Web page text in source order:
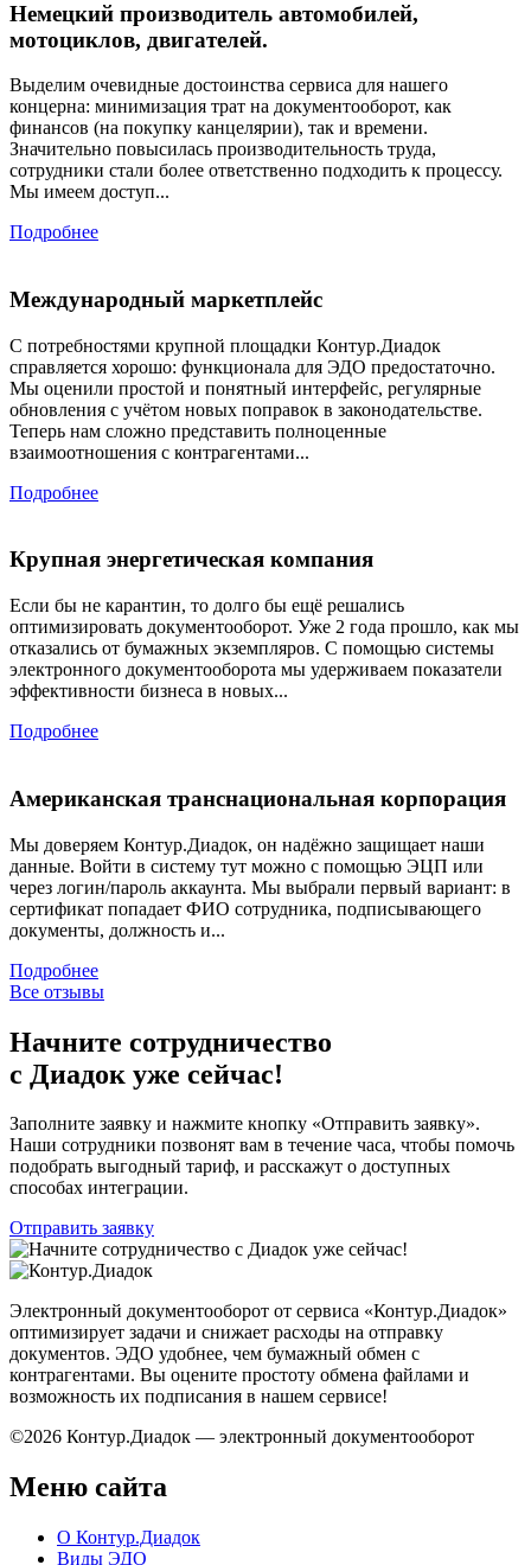
Немецкий производитель автомобилей,
мотоциклов, двигателей.
Выделим очевидные достоинства сервиса для нашего
концерна: минимизация трат на документооборот, как
финансов (на покупку канцелярии), так и времени.
Значительно повысилась производительность труда,
сотрудники стали более ответственно подходить к процессу.
Мы имеем доступ...
Подробнее
Международный маркетплейс
С потребностями крупной площадки Контур.Диадок
справляется хорошо: функционала для ЭДО предостаточно.
Мы оценили простой и понятный интерфейс, регулярные
обновления с учётом новых поправок в законодательстве.
Теперь нам сложно представить полноценные
взаимоотношения с контрагентами...
Подробнее
Крупная энергетическая компания
Если бы не карантин, то долго бы ещё решались
оптимизировать документооборот. Уже 2 года прошло, как мы
отказались от бумажных экземпляров. С помощью системы
электронного документооборота мы удерживаем показатели
эффективности бизнеса в новых...
Подробнее
Американская транснациональная корпорация
Мы доверяем Контур.Диадок, он надёжно защищает наши
данные. Войти в систему тут можно с помощью ЭЦП или
через логин/пароль аккаунта. Мы выбрали первый вариант: в
сертификат попадает ФИО сотрудника, подписывающего
документы, должность и...
Подробнее
Все отзывы
Начните сотрудничество
с Диадок уже сейчас!
Заполните заявку и нажмите кнопку «Отправить заявку».
Наши сотрудники позвонят вам в течение часа, чтобы помочь
подобрать выгодный тариф, и расскажут о доступных
способах интеграции.
Отправить заявку
Электронный документооборот от сервиса «Контур.Диадок»
оптимизирует задачи и снижает расходы на отправку
документов. ЭДО удобнее, чем бумажный обмен с
контрагентами. Вы оцените простоту обмена файлами и
возможность их подписания в нашем сервисе!
©2026 Контур.Диадок — электронный документооборот
Меню сайта
О Контур.Диадок
Виды ЭДО